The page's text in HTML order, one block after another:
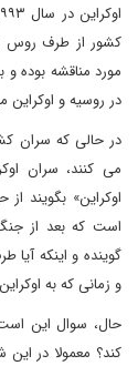
کشور از طرف روس
مورد مناقشه بوده
در روسیه و اوکراین
می کنند، سران
است که بعد از
گوینده و اینکه آیا
و زمانی که به
حال، سوال این
کند؟ معمولا در